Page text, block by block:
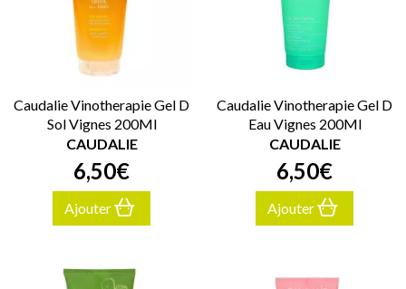
Caudalie Vinotherapie Gel D
Sol Vignes 200Ml
CAUDALIE
6,50€
Ajouter
Caudalie Vinotherapie Gel D
Eau Vignes 200Ml
CAUDALIE
6,50€
Ajouter